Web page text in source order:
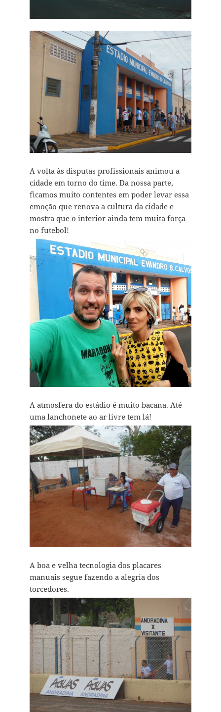
A volta às disputas profissionais animou a
cidade em torno do time. Da nossa parte,
ficamos muito contentes em poder levar essa
emoção que renova a cultura da cidade e
mostra que o interior ainda tem muita força
no futebol!
A atmosfera do estádio é muito bacana. Até
uma lanchonete ao ar livre tem lá!
A boa e velha tecnologia dos placares
manuais segue fazendo a alegria dos
torcedores.